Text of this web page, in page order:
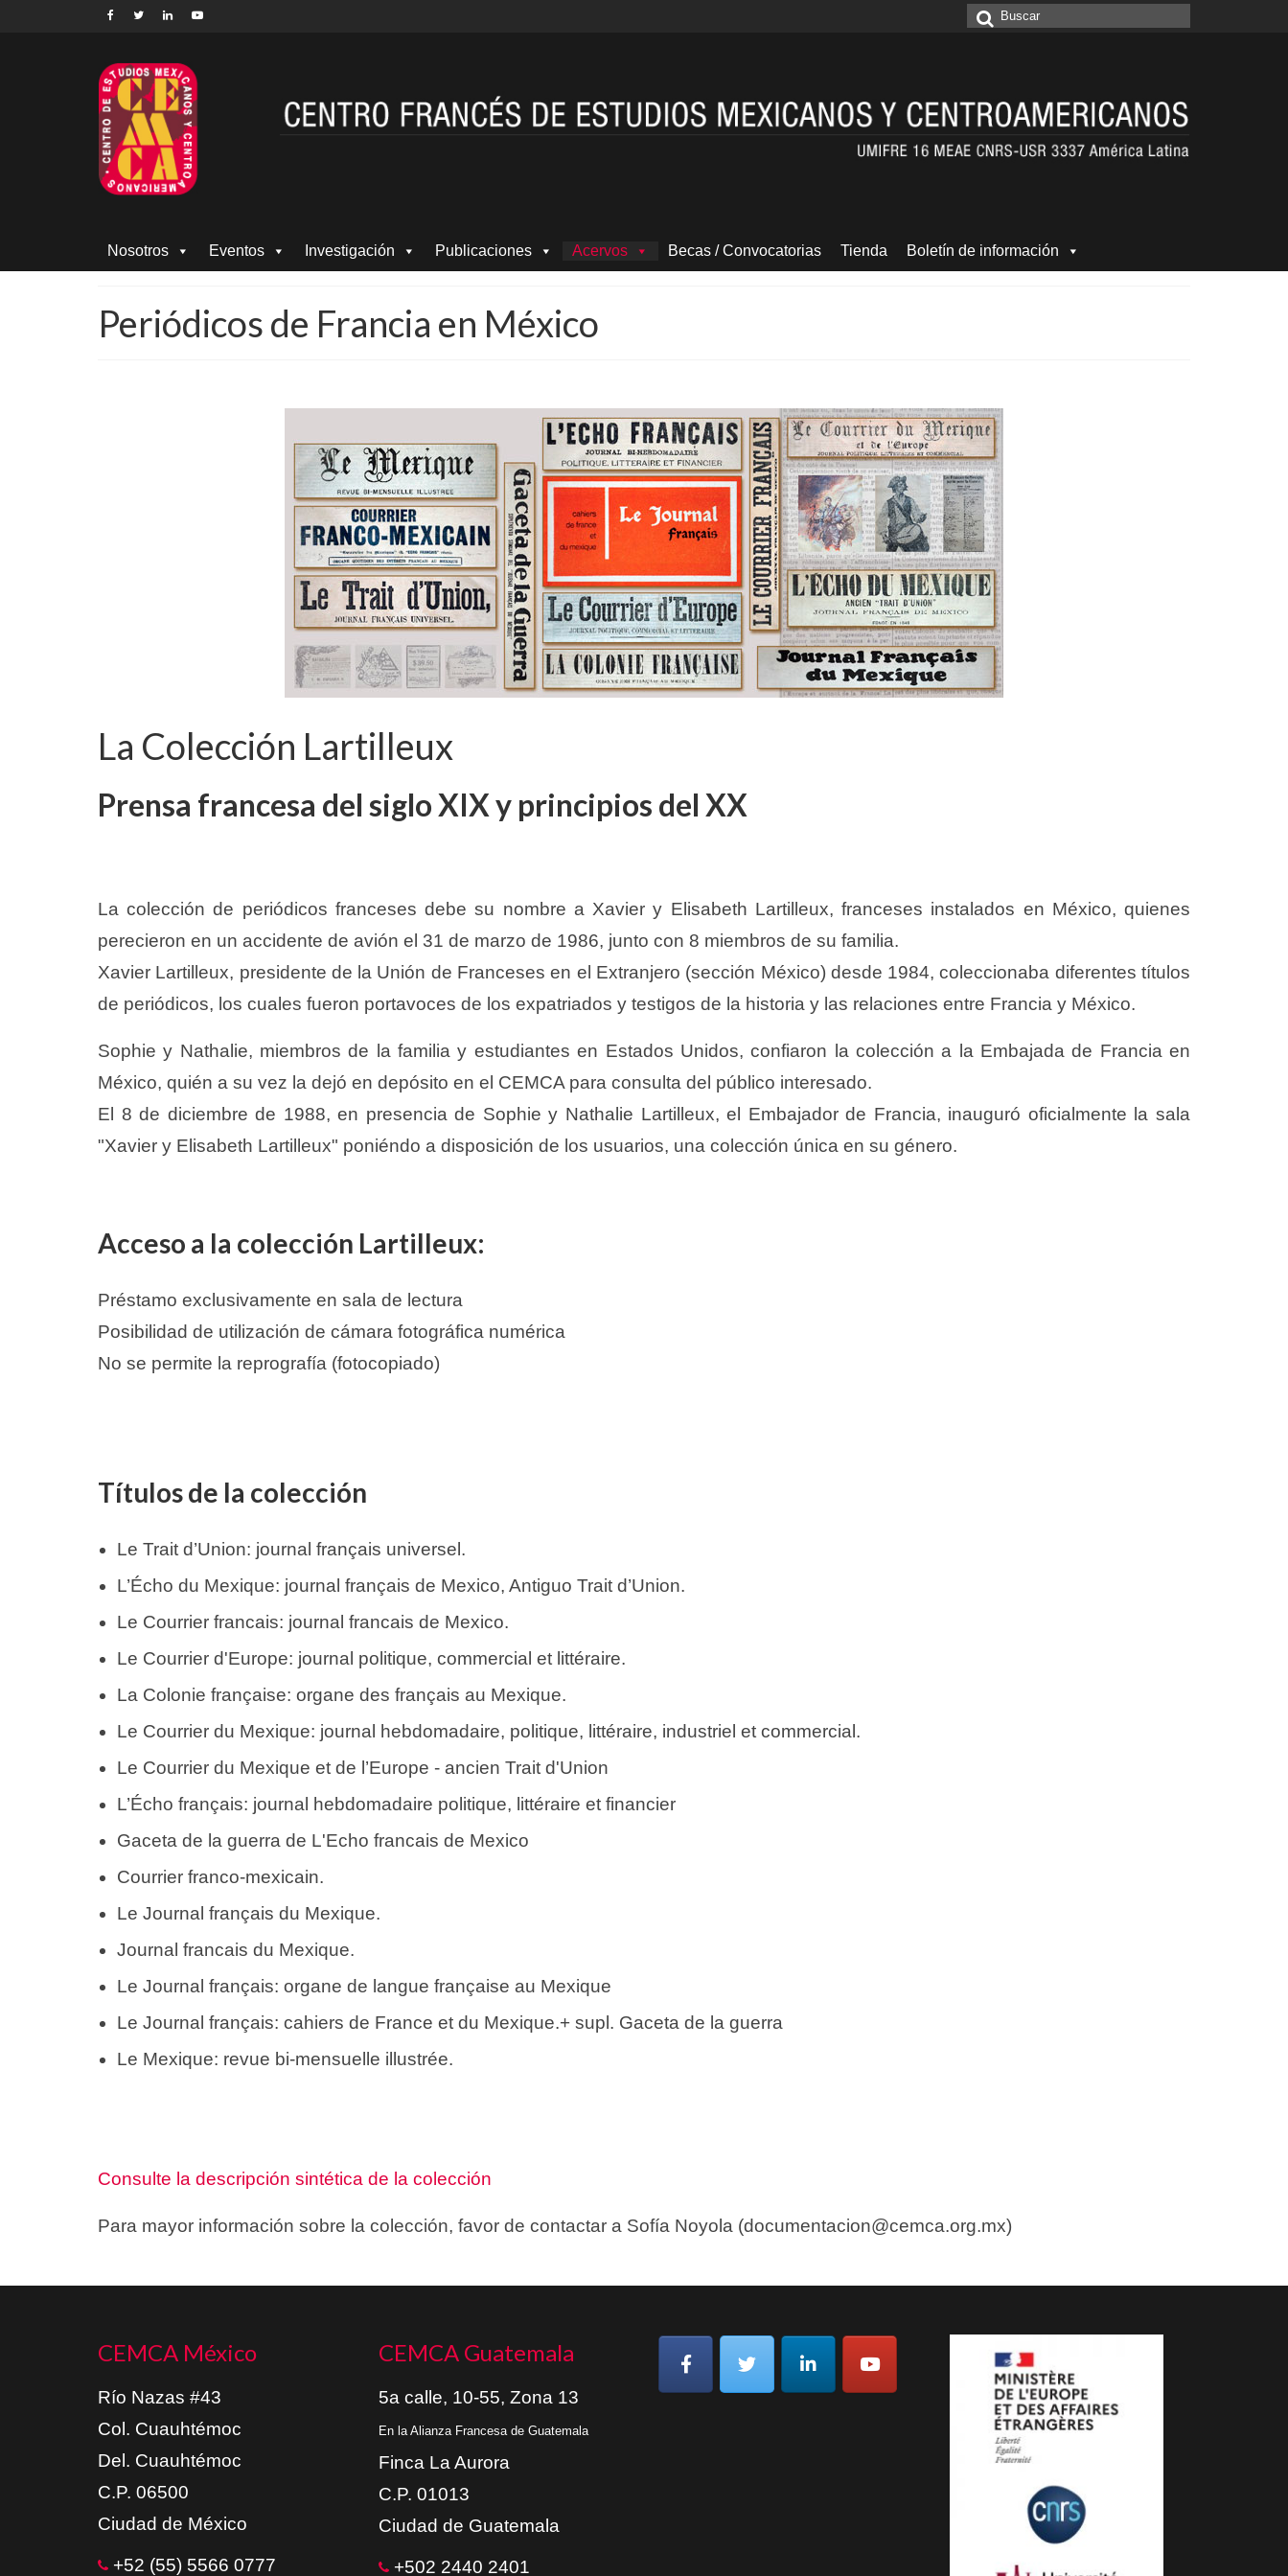
Buscar
Nosotros Eventos Investigación Publicaciones Acervos Becas / Convocatorias Tienda Boletín de información
Periódicos de Francia en México
La Colección Lartilleux
Prensa francesa del siglo XIX y principios del XX
La colección de periódicos franceses debe su nombre a Xavier y Elisabeth Lartilleux, franceses instalados en México, quienes
perecieron en un accidente de avión el 31 de marzo de 1986, junto con 8 miembros de su familia.
Xavier Lartilleux, presidente de la Unión de Franceses en el Extranjero (sección México) desde 1984, coleccionaba diferentes títulos
de periódicos, los cuales fueron portavoces de los expatriados y testigos de la historia y las relaciones entre Francia y México.
Sophie y Nathalie, miembros de la familia y estudiantes en Estados Unidos, confiaron la colección a la Embajada de Francia en
México, quién a su vez la dejó en depósito en el CEMCA para consulta del público interesado.
El 8 de diciembre de 1988, en presencia de Sophie y Nathalie Lartilleux, el Embajador de Francia, inauguró oficialmente la sala
"Xavier y Elisabeth Lartilleux" poniéndo a disposición de los usuarios, una colección única en su género.
Acceso a la colección Lartilleux:
Préstamo exclusivamente en sala de lectura
Posibilidad de utilización de cámara fotográfica numérica
No se permite la reprografía (fotocopiado)
Títulos de la colección
Le Trait d’Union: journal français universel.
L’Écho du Mexique: journal français de Mexico, Antiguo Trait d’Union.
Le Courrier francais: journal francais de Mexico.
Le Courrier d'Europe: journal politique, commercial et littéraire.
La Colonie française: organe des français au Mexique.
Le Courrier du Mexique: journal hebdomadaire, politique, littéraire, industriel et commercial.
Le Courrier du Mexique et de l’Europe - ancien Trait d'Union
L’Écho français: journal hebdomadaire politique, littéraire et financier
Gaceta de la guerra de L'Echo francais de Mexico
Courrier franco-mexicain.
Le Journal français du Mexique.
Journal francais du Mexique.
Le Journal français: organe de langue française au Mexique
Le Journal français: cahiers de France et du Mexique.+ supl. Gaceta de la guerra
Le Mexique: revue bi-mensuelle illustrée.
Consulte la descripción sintética de la colección
Para mayor información sobre la colección, favor de contactar a Sofía Noyola (documentacion@cemca.org.mx)
CEMCA México
Río Nazas #43
Col. Cuauhtémoc
Del. Cuauhtémoc
C.P. 06500
Ciudad de México
+52 (55) 5566 0777
CEMCA Guatemala
5a calle, 10-55, Zona 13
En la Alianza Francesa de Guatemala
Finca La Aurora
C.P. 01013
Ciudad de Guatemala
+502 2440 2401